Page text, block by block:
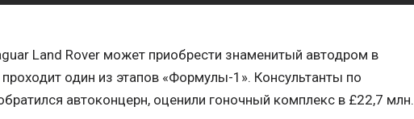
Land Rover может приобрести знаменитый автодром в
один из этапов «Формулы-1». Консультанты по
автоконцерн, оценили гоночный комплекс в £22,7 млн.